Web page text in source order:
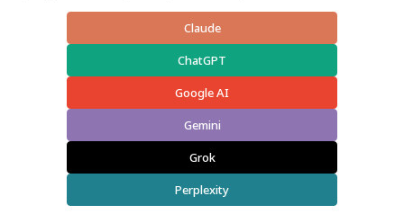
Claude
ChatGPT
Google AI
Gemini
Grok
Perplexity